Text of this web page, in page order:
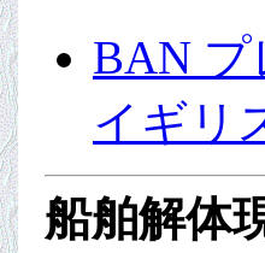
BAN
イギリ
船舶解体